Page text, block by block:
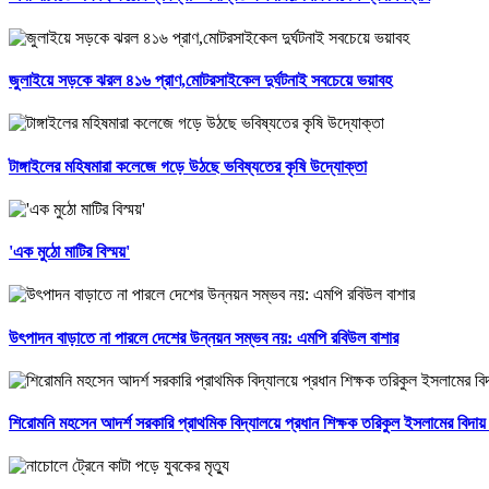
জুলাইয়ে সড়কে ঝরল ৪১৬ প্রাণ,মোটরসাইকেল দুর্ঘটনাই সবচেয়ে ভয়াবহ
টাঙ্গাইলের মহিষমারা কলেজে গড়ে উঠছে ভবিষ্যতের কৃষি উদ্যোক্তা
'এক মুঠো মাটির বিস্ময়'
উৎপাদন বাড়াতে না পারলে দেশের উন্নয়ন সম্ভব নয়: এমপি রবিউল বাশার
শিরোমনি মহসেন আদর্শ সরকারি প্রাথমিক বিদ্যালয়ে প্রধান শিক্ষক তরিকুল ইসলামের বিদায়